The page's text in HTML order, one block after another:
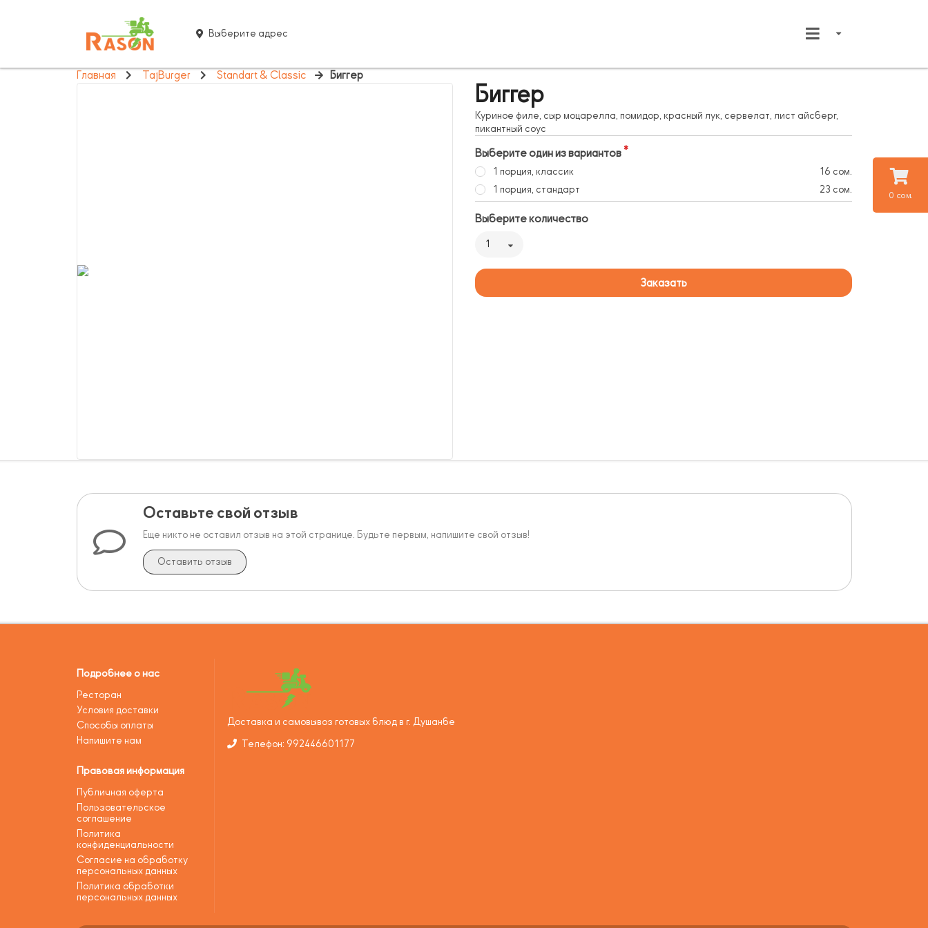
0 сом.
Выберите адрес
Главная TajBurger Standart & Classic Биггер
Биггер
Куриное филе, сыр моцарелла, помидор, красный лук, сервелат, лист айсберг,
пикантный соус
Выберите один из вариантов
1 порция, классик
16 сом.
1 порция, стандарт
23 сом.
Выберите количество
1
Заказать
Оставьте свой отзыв
Еще никто не оставил отзыв на этой странице. Будьте первым, напишите свой отзыв!
Оставить отзыв
Подробнее о нас
Ресторан
Условия доставки
Способы оплаты
Напишите нам
Правовая информация
Публичная оферта
Пользовательское
соглашение
Политика
конфиденциальности
Согласие на обработку
персональных данных
Политика обработки
персональных данных
Доставка и самовывоз готовых блюд в г. Душанбе
Телефон: 992446601177